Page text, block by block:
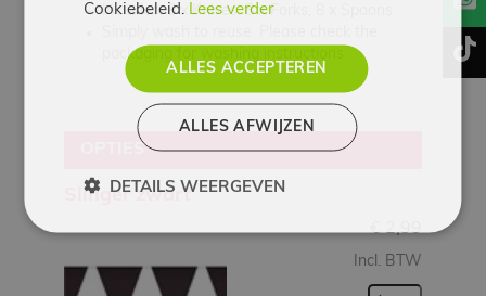
Includes: 8 x Knives, 8 x Forks, 8 x Spoons
packaging for washing instructions
OPTIES
Slinger zwart
€ 2,99
Incl. BTW
Cookiebeleid. Lees verder
ALLES ACCEPTEREN
ALLES AFWIJZEN
DETAILS WEERGEVEN